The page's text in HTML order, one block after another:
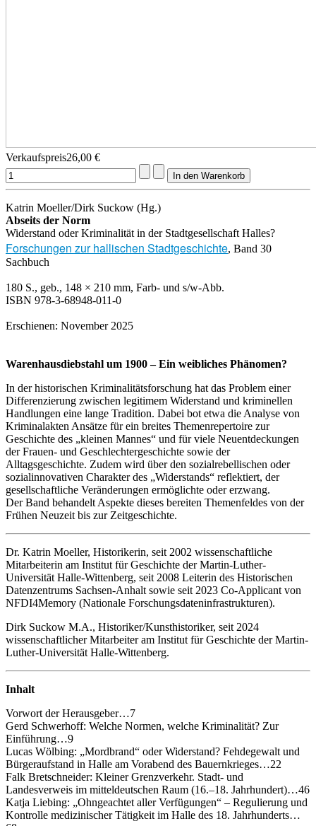
Verkaufspreis26,00 €
Katrin Moeller/Dirk Suckow (Hg.)
Abseits der Norm
Widerstand oder Kriminalität in der Stadtgesellschaft Halles?
Forschungen zur hallischen Stadtgeschichte, Band 30
Sachbuch
180 S., geb., 148 × 210 mm, Farb- und s/w-Abb.
ISBN 978-3-68948-011-0
Erschienen: November 2025
Warenhausdiebstahl um 1900–Ein weibliches Phänomen?
In der historischen Kriminalitätsforschung hat das Problem einer
Differenzierung zwischen legitimem Widerstand und kriminellen
Handlungen eine lange Tradition. Dabei bot etwa die Analyse von
Kriminalakten Ansätze für ein breites Themenrepertoire zur
Geschichte des „kleinen Mannes“ und für viele Neuentdeckungen
der Frauen- und Geschlechtergeschichte sowie der
Alltagsgeschichte. Zudem wird über den sozialrebellischen oder
sozialinnovativen Charakter des „Widerstands“ reflektiert, der
gesellschaftliche Veränderungen ermöglichte oder erzwang.
Der Band behandelt Aspekte dieses bereiten Themenfeldes von der
Frühen Neuzeit bis zur Zeitgeschichte.
Dr. Katrin Moeller, Historikerin, seit 2002 wissenschaftliche
Mitarbeiterin am Institut für Geschichte der Martin-Luther-
Universität Halle-Wittenberg, seit 2008 Leiterin des Historischen
Datenzentrums Sachsen-Anhalt sowie seit 2023 Co-Applicant von
NFDI4Memory (Nationale Forschungsdateninfrastrukturen).
Dirk Suckow M.A., Historiker/Kunsthistoriker, seit 2024
wissenschaftlicher Mitarbeiter am Institut für Geschichte der Martin-
Luther-Universität Halle-Wittenberg.
Inhalt
Vorwort der Herausgeber…7
Gerd Schwerhoff: Welche Normen, welche Kriminalität? Zur
Einführung…9
Lucas Wölbing: „Mordbrand“ oder Widerstand? Fehdegewalt und
Bürgeraufstand in Halle am Vorabend des Bauernkrieges…22
Falk Bretschneider: Kleiner Grenzverkehr. Stadt- und
Landesverweis im mitteldeutschen Raum (16.–18. Jahrhundert)…46
Katja Liebing: „Ohngeachtet aller Verfügungen“ – Regulierung und
Kontrolle medizinischer Tätigkeit im Halle des 18. Jahrhunderts…